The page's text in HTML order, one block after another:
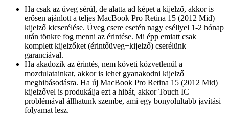
Ha csak az üveg sérül, de alatta ad képet a kijelző, akkor is
erősen ajánlott a teljes MacBook Pro Retina 15 (2012 Mid)
kijelző kicserélése. Üveg csere esetén nagy eséllyel 1-2 hónap
után tönkre fog menni az érintése. Mi épp emiatt csak
komplett kijelzőket (érintőüveg+kijelző) cserélünk
garanciával.
Ha akadozik az érintés, nem követi közvetlenül a
mozdulatainkat, akkor is lehet gyanakodni kijelző
meghibásodásra. Ha új MacBook Pro Retina 15 (2012 Mid)
kijelzővel is produkálja ezt a hibát, akkor Touch IC
problémával állhatunk szembe, ami egy bonyolultabb javítási
folyamat lesz.